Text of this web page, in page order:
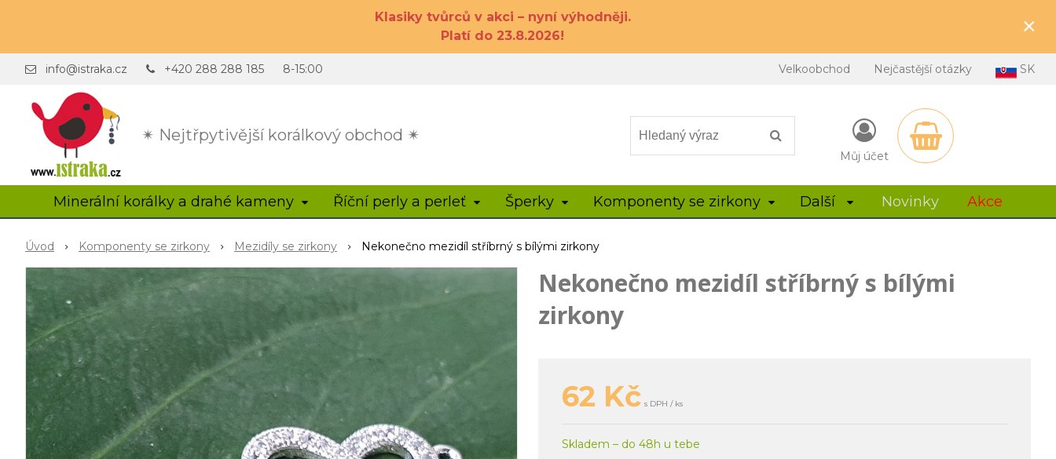
Klasiky tvůrců v akci – nyní výhodněji.
Platí do 23.8.2026!
×
✴ Nejtřpytivější korálkový obchod ✴
info@istraka.cz +420 288 288 185 8-15:00 Velkoobchod Nejčastější otázky SK
Můj účet
Minerální korálky a drahé kameny Říční perly a perleť Šperky Komponenty se zirkony Další Novinky Akce
Úvod Komponenty se zirkony Mezidíly se zirkony Nekonečno mezidíl stříbrný s bílými zirkony
Nekonečno mezidíl stříbrný s bílými
zirkony
62 Kč s DPH / ks
Skladem – do 48h u tebe